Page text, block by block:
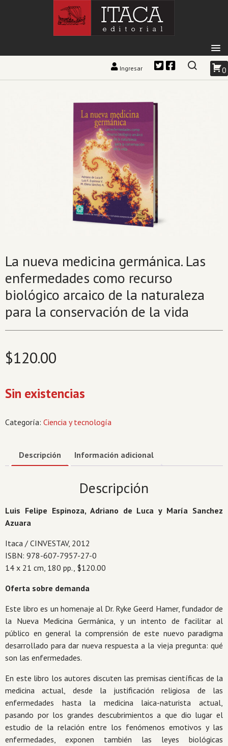
Ingresar 0
La nueva medicina germánica. Las
enfermedades como recurso
biológico arcaico de la naturaleza
para la conservación de la vida
$120.00
Sin existencias
Categoría: Ciencia y tecnología
Descripción Información adicional
Descripción
Luis Felipe Espinoza, Adriano de Luca y María Sanchez
Azuara
Itaca / CINVESTAV, 2012
ISBN: 978-607-7957-27-0
14 x 21 cm, 180 pp., $120.00
Oferta sobre demanda
Este libro es un homenaje al Dr. Ryke Geerd Hamer, fundador de
la Nueva Medicina Germánica, y un intento de facilitar al
público en general la comprensión de este nuevo paradigma
desarrollado para dar nueva respuesta a la vieja pregunta: qué
son las enfermedades.
En este libro los autores discuten las premisas científicas de la
medicina actual, desde la justificación religiosa de las
enfermedades hasta la medicina laica-naturista actual,
pasando por los grandes descubrimientos a que dio lugar el
estudio de la relación entre los fenómenos emotivos y las
enfermedades, exponen también las leyes biológicas